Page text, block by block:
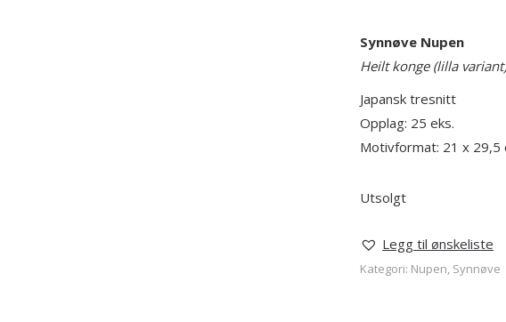
Synnøve Nupen
Heilt konge (lilla variant)
Japansk tresnitt
Opplag: 25 eks.
Motivformat: 21 x 29,5
Utsolgt
Legg til ønskeliste
Kategori: Nupen, Synnøve